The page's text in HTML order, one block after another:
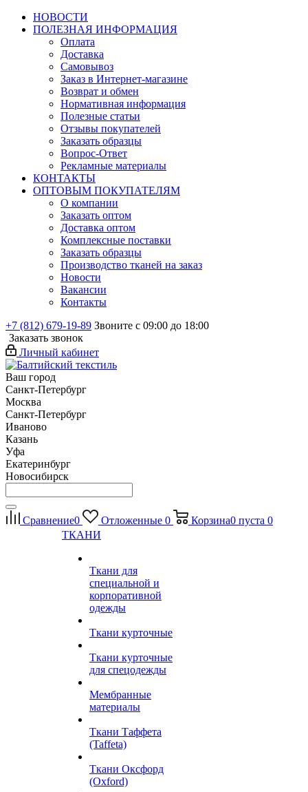
НОВОСТИ
ПОЛЕЗНАЯ ИНФОРМАЦИЯ
Оплата
Доставка
Самовывоз
Заказ в Интернет-магазине
Возврат и обмен
Нормативная информация
Полезные статьи
Отзывы покупателей
Заказать образцы
Вопрос-Ответ
Рекламные материалы
КОНТАКТЫ
ОПТОВЫМ ПОКУПАТЕЛЯМ
О компании
Заказать оптом
Доставка оптом
Комплексные поставки
Заказать образцы
Производство тканей на заказ
Новости
Вакансии
Контакты
+7 (812) 679-19-89 Звоните с 09:00 до 18:00
Заказать звонок
Личный кабинет
Ваш город
Санкт-Петербург
Москва
Санкт-Петербург
Иваново
Казань
Уфа
Екатеринбург
Новосибирск
Сравнение0 Отложенные 0 Корзина0 пуста 0
ТКАНИ
Ткани для
специальной и
корпоративной
одежды
Ткани курточные
Ткани курточные
для спецодежды
Мембранные
материалы
Ткани Таффета
(Taffeta)
Ткани Оксфорд
(Oxford)